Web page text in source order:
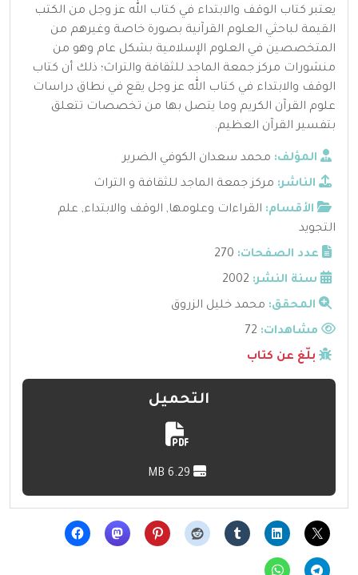
يعتبر كتاب الوقف والابتداء في كتاب الله عز وجل من الكتب
القيمة لباحثي العلوم القرآنية بصورة خاصة وغيرهم من
المتخصصين في العلوم الإسلامية بشكل عام وهو من
منشورات مركز جمعة الماجد للثقافة والتراث؛ ذلك أن كتاب
الوقف والابتداء في كتاب الله عز وجل يقع في نطاق دراسات
علوم القرآن الكريم وما يتصل بها من تخصصات تتعلق
بتفسير القرآن العظيم.
المؤلف: محمد سعدان الكوفي الضرير
الناشر: مركز جمعة الماجد للثقافة و التراث
الأقسام: القراءات وعلومها, الوقف والابتداء, علم
التجويد
عدد الصفحات: 270
سنة النشر: 2002
المحقق: محمد خليل الزروق
مشاهدات:
بلّغ عن كتاب
التحميل